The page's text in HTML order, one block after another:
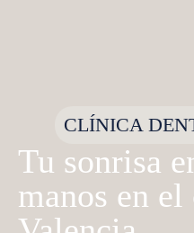
CLÍNICA
Tu sonrisa
manos en